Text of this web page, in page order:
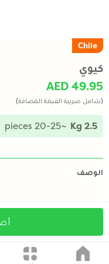
Chile
كيوي
AED 49.95
(شامل ضريبة القيمة المضافة)
2.5 Kg
~20-25 pieces
الوصف